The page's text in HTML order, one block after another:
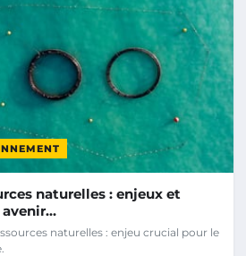
naturelles : enjeux et
avenir…
naturelles : enjeu crucial pour le